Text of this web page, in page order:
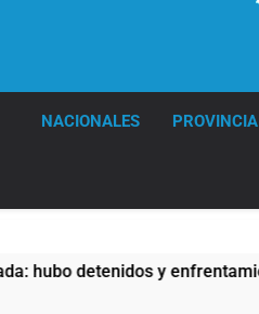
NACIONALES PROVINCIA
y enfrentamientos